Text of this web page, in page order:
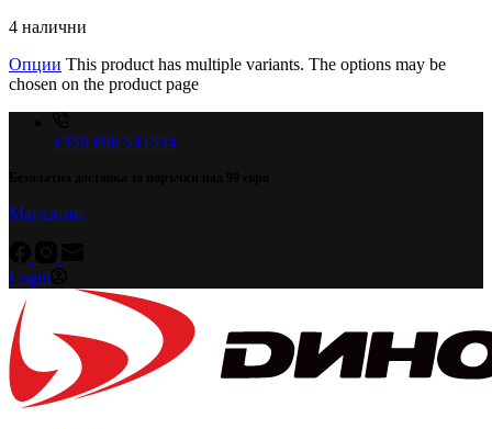
4 налични
Опции This product has multiple variants. The options may be
chosen on the product page
+359 898 541534
Магазини
Login